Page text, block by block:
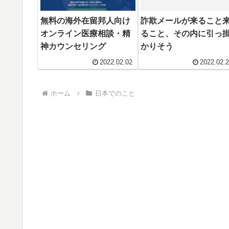
無料の海外在留邦人向け
オンライン医療相談・精
神カウンセリング
2022.02.02
詐欺メールが来ること
ること、その内に引っ
かりそう
ホーム 日本でのこと